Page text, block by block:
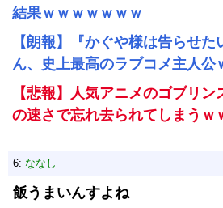
結果ｗｗｗｗｗｗｗ
【朗報】『かぐや様は告らせた
ん、史上最高のラブコメ主人公
【悲報】人気アニメのゴブリ
の速さで忘れ去られてしまうｗ
6: ななし
飯うまいんすよね